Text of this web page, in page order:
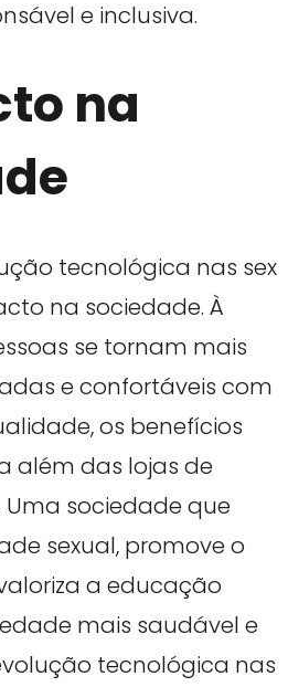
e inclusiva.
na
tecnológica nas sex
na sociedade. À
se tornam mais
e confortáveis com
os benefícios
além das lojas de
sociedade que
sexual, promove o
a educação
mais saudável e
tecnológica nas